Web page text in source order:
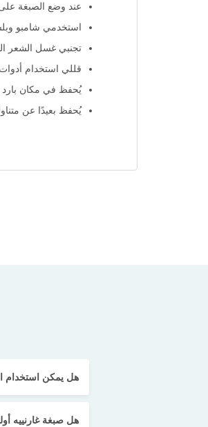
عند وضع الصبغة
استخدمي شامبو
تجنبي غسل الشعر
قللي استخدام
يُحفظ في مكان
يُحفظ بعيدًا عن
هل يمكن استخدام
هل صبغة غارنييه